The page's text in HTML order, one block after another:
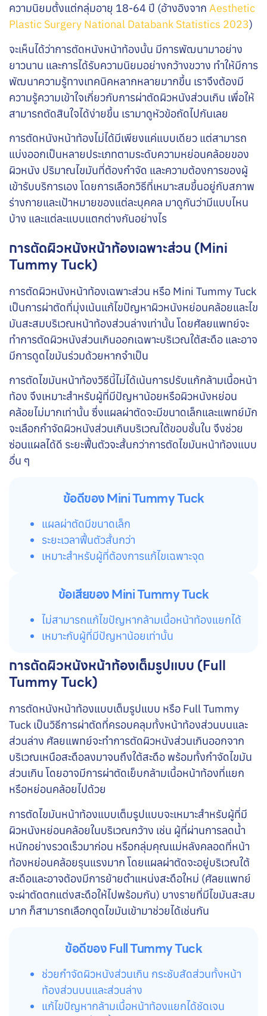
ความนิยมตั้งแต่กลุ่มอายุ 18-64 ปี (อ้างอิงจาก Aesthetic
Plastic Surgery National Databank Statistics 2023)
จะเห็นได้ว่าการตัดหนังหน้าท้องนั้น มีการพัฒนามาอย่าง
ยาวนาน และการได้รับความนิยมอย่างกว้างขวาง ทำให้มีการ
พัฒนาความรู้ทางเทคนิคหลากหลายมากขึ้น เราจึงต้องมี
ความรู้ความเข้าใจเกี่ยวกับการผ่าตัดผิวหนังส่วนเกิน เพื่อให้
สามารถตัดสินใจได้ง่ายขึ้น เรามาดูหัวข้อถัดไปกันเลย
การตัดหนังหน้าท้องไม่ได้มีเพียงแค่แบบเดียว แต่สามารถ
แบ่งออกเป็นหลายประเภทตามระดับความหย่อนคล้อยของ
ผิวหนัง ปริมาณไขมันที่ต้องกำจัด และความต้องการของผู้
เข้ารับบริการเอง โดยการเลือกวิธีที่เหมาะสมขึ้นอยู่กับสภาพ
ร่างกายและเป้าหมายของแต่ละบุคคล มาดูกันว่ามีแบบไหน
บ้าง และแต่ละแบบแตกต่างกันอย่างไร
การตัดผิวหนังหน้าท้องเฉพาะส่วน (Mini
Tummy Tuck)
การตัดผิวหนังหน้าท้องเฉพาะส่วน หรือ Mini Tummy Tuck
เป็นการผ่าตัดที่มุ่งเน้นแก้ไขปัญหาผิวหนังหย่อนคล้อยและไข
มันสะสมบริเวณหน้าท้องส่วนล่างเท่านั้น โดยศัลยแพทย์จะ
ทำการตัดผิวหนังส่วนเกินออกเฉพาะบริเวณใต้สะดือ และอาจ
มีการดูดไขมันร่วมด้วยหากจำเป็น
การตัดไขมันหน้าท้องวิธีนี้ไม่ได้เน้นการปรับแก้กล้ามเนื้อหน้า
ท้อง จึงเหมาะสำหรับผู้ที่มีปัญหาน้อยหรือผิวหนังหย่อน
คล้อยไม่มากเท่านั้น ซึ่งแผลผ่าตัดจะมีขนาดเล็กและแพทย์มัก
จะเลือกกำจัดผิวหนังส่วนเกินบริเวณใต้ขอบชั้นใน จึงช่วย
ซ่อนแผลได้ดี ระยะฟื้นตัวจะสั้นกว่าการตัดไขมันหน้าท้องแบบ
อื่น ๆ
ข้อดีของ Mini Tummy Tuck
แผลผ่าตัดมีขนาดเล็ก
ระยะเวลาฟื้นตัวสั้นกว่า
เหมาะสำหรับผู้ที่ต้องการแก้ไขเฉพาะจุด
ข้อเสียของ Mini Tummy Tuck
ไม่สามารถแก้ไขปัญหากล้ามเนื้อหน้าท้องแยกได้
เหมาะกับผู้ที่มีปัญหาน้อยเท่านั้น
การตัดผิวหนังหน้าท้องเต็มรูปแบบ (Full
Tummy Tuck)
การตัดหนังหน้าท้องแบบเต็มรูปแบบ หรือ Full Tummy
Tuck เป็นวิธีการผ่าตัดที่ครอบคลุมทั้งหน้าท้องส่วนบนและ
ส่วนล่าง ศัลยแพทย์จะทำการตัดผิวหนังส่วนเกินออกจาก
บริเวณเหนือสะดือลงมาจนถึงใต้สะดือ พร้อมทั้งกำจัดไขมัน
ส่วนเกิน โดยอาจมีการผ่าตัดเย็บกล้ามเนื้อหน้าท้องที่แยก
หรือหย่อนคล้อยไปด้วย
การตัดไขมันหน้าท้องแบบเต็มรูปแบบจะเหมาะสำหรับผู้ที่มี
ผิวหนังหย่อนคล้อยในบริเวณกว้าง เช่น ผู้ที่ผ่านการลดน้ำ
หนักอย่างรวดเร็วมาก่อน หรือกลุ่มคุณแม่หลังคลอดที่หน้า
ท้องหย่อนคล้อยรุนแรงมาก โดยแผลผ่าตัดจะอยู่บริเวณใต้
สะดือและอาจต้องมีการย้ายตำแหน่งสะดือใหม่ (ศัลยแพทย์
จะผ่าตัดตกแต่งสะดือให้ไปพร้อมกัน) บางรายที่มีไขมันสะสม
มาก ก็สามารถเลือกดูดไขมันเข้ามาช่วยได้เช่นกัน
ข้อดีของ Full Tummy Tuck
ช่วยกำจัดผิวหนังส่วนเกิน กระชับสัดส่วนทั้งหน้า
ท้องส่วนบนและส่วนล่าง
แก้ไขปัญหากล้ามเนื้อหน้าท้องแยกได้ชัดเจน